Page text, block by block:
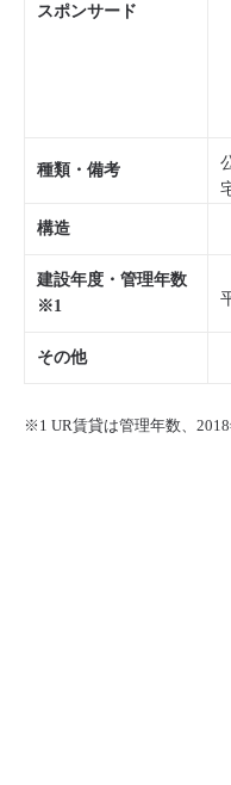
スポンサード
種類・備考
構造
建設年度・管理年数
※1
その他
※1 UR賃貸は管理年数、